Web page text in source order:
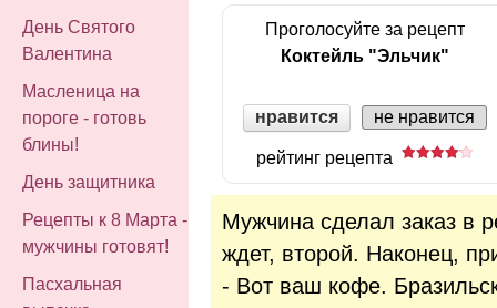
День Святого
Валентина
Масленица на
пороге - готовь
блины!
День защитника
Рецепты к 8 Марта -
мужчины готовят!
Пасхальная
Проголосуйте за рецепт
Коктейль "Эльчик"
нравится не нравится
рейтинг рецепта
Мужчина сделал заказ в
ждет, второй. Наконец,
- Вот ваш кофе.